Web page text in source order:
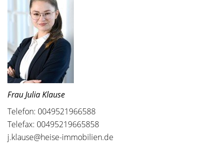
Frau Julia Klause
Telefon: 0049521966588
Telefax: 00495219665858
j.klause@heise-immobilien.de